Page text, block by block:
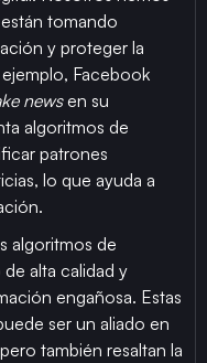
tomando
y proteger la
Facebook
newsen su
algoritmos de
patrones
lo que ayuda a
algoritmos de
alta calidad y
engañosa. Estas
ser un aliado en
también resaltan la